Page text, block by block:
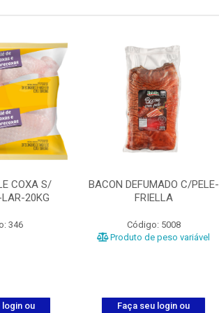
COXA S/
20KG
346
login ou
BACON DEFUMADO C/PELE-
FRIELLA
Código: 5008
Produto de peso variável
Faça seu login ou